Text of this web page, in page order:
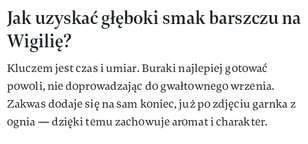
Jak uzyskać głęboki smak barszczu na
Wigilię?
Kluczem jest czas i umiar. Buraki najlepiej gotować
powoli, nie doprowadzając do gwałtownego wrzenia.
Zakwas dodaje się na sam koniec, już po zdjęciu garnka z
ognia — dzięki temu zachowuje aromat i charakter.